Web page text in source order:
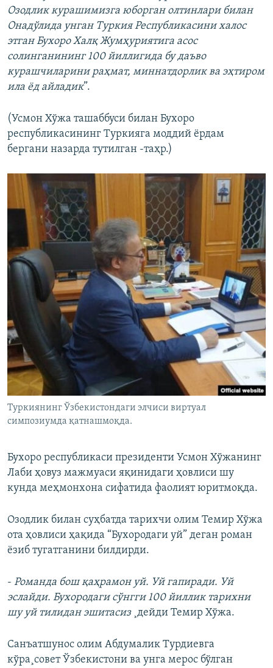
Озодлик курашимизга юборган олтинлари билан
Онадўлида унган Туркия Республикасини халос
этган Бухоро Халқ Жумҳуриятига асос
солинганининг 100 йиллигида бу даъво
курашчиларини раҳмат, миннатдорлик ва эҳтиром
ила ëд айладик”.
(Усмон Хўжа ташаббуси билан Бухоро
республикасининг Туркияга моддий ëрдам
бергани назарда тутилган -таҳр.)
Туркиянинг Ўзбекистондаги элчиси виртуал
симпозиумда қатнашмоқда.
Бухоро республикаси президенти Усмон Хўжанинг
Лаби ҳовуз мажмуаси яқинидаги ҳовлиси шу
кунда меҳмонхона сифатида фаолият юритмоқда.
Озодлик билан суҳбатда тарихчи олим Темир Хўжа
ота ҳовлиси ҳақида “Бухородаги уй” деган роман
ëзиб тугатганини билдирди.
- Романда бош қаҳрамон уй. Уй гапиради. Уй
эслайди. Бухородаги сўнгги 100 йиллик тарихни
шу уй тилидан эшитасиз ¸дейди Темир Хўжа.
Санъатшунос олим Абдумалик Турдиевга
кўра¸совет Ўзбекистони ва унга мерос бўлган